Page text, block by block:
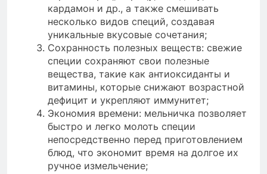
кардамон и др., а также смешивать
несколько видов специй, создавая
уникальные вкусовые сочетания;
Сохранность полезных веществ: свежие
специи сохраняют свои полезные
вещества, такие как антиоксиданты и
витамины, которые снижают возрастной
дефицит и укрепляют иммунитет;
Экономия времени: мельничка позволяет
быстро и легко молоть специи
непосредственно перед приготовлением
блюд, что экономит время на долгое их
ручное измельчение;